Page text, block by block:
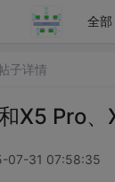
全部
子详情
X5 Pro
07-31 07:58:35